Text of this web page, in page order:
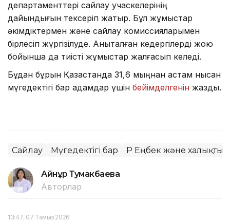
департаменттері сайлау учаскелерінің
дайындығын тексеріп жатыр. Бұл жұмыстар
әкімдіктермен және сайлау комиссияларымен
бірлесіп жүргізілуде. Анықталған кедергілерді жою
бойынша да тиісті жұмыстар жалғасып келеді.
Бұдан бұрын Қазақстанда 31,6 мыңнан астам нысан
мүгедектігі бар адамдар үшін бейімделгенін жаздық.
Сайлау Мүгедектігі бар ҚР Еңбек және халықты
Айнұр Тумакбаева
Авторлар
13:47, 07 Тамыз 2026